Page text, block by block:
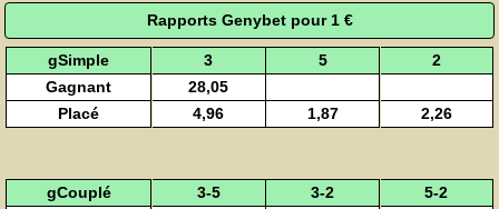
Rapports Genybet pour 1 €
gSimple 3 5
2
Gagnant
28,05
Placé
4,96 1,87 2,26
gCouplé 3-5 3-2
5-2